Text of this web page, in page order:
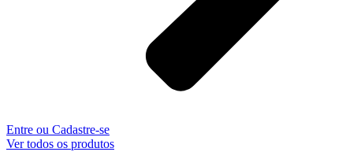
Entre ou Cadastre-se
Ver todos os produtos